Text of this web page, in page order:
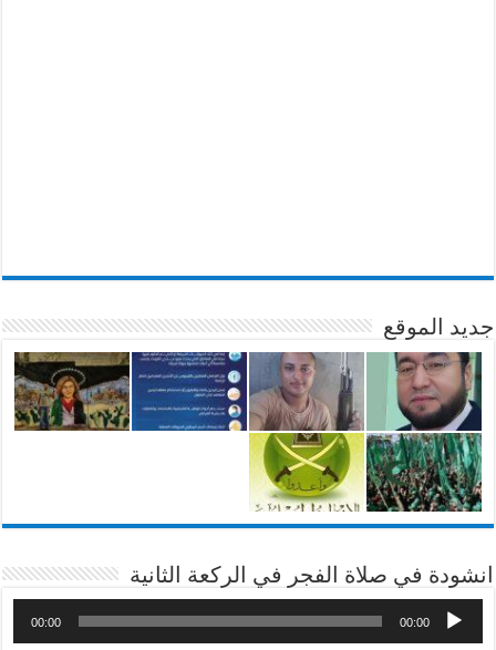
جديد الموقع
انشودة في صلاة الفجر في الركعة الثانية
00:00
00:00